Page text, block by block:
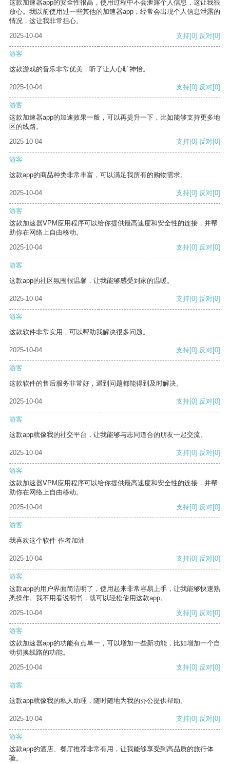
这款加速器app的安全性很高，使用过程中不会泄露个人信息，这让我很
放心。我以前使用过一些其他的加速器app，经常会出现个人信息泄露的
情况，这让我非常担心。
2025-10-04
支持[0] 反对[0]
游客
这款游戏的音乐非常优美，听了让人心旷神怡。
2025-10-04 支持[0] 反对[0]
游客
这款加速器app的加速效果一般，可以再提升一下，比如能够支持更多地
区的线路。
2025-10-04
支持[0] 反对[0]
游客
这款app的商品种类非常丰富，可以满足我所有的购物需求。
2025-10-04 支持[0] 反对[0]
游客
这款加速器VPM应用程序可以给你提供最高速度和安全性的连接，并帮
助你在网络上自由移动。
2025-10-04
支持[0] 反对[0]
游客
这款app的社区氛围很温馨，让我能够感受到家的温暖。
2025-10-04 支持[0] 反对[0]
游客
这款软件非常实用，可以帮助我解决很多问题。
2025-10-04 支持[0] 反对[0]
游客
这款软件的售后服务非常好，遇到问题都能得到及时解决。
2025-10-04 支持[0] 反对[0]
游客
这款app就像我的社交平台，让我能够与志同道合的朋友一起交流。
2025-10-04 支持[0] 反对[0]
游客
这款加速器VPM应用程序可以给你提供最高速度和安全性的连接，并帮
助你在网络上自由移动。
2025-10-04
支持[0] 反对[0]
游客
我喜欢这个软件 作者加油
2025-10-04 支持[0] 反对[0]
游客
这款app的用户界面简洁明了，使用起来非常容易上手，让我能够快速熟
悉操作。我不用看说明书，就可以轻松使用这款app。
2025-10-04
支持[0] 反对[0]
游客
这款加速器app的功能有点单一，可以增加一些新功能，比如增加一个自
动切换线路的功能。
2025-10-04
支持[0] 反对[0]
游客
这款app就像我的私人助理，随时随地为我的办公提供帮助。
2025-10-04 支持[0] 反对[0]
游客
这款app的酒店、餐厅推荐非常有用，让我能够享受到高品质的旅行体
验。